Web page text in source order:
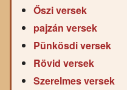
Őszi versek
pajzán versek
Pünkösdi versek
Rövid versek
Szerelmes versek